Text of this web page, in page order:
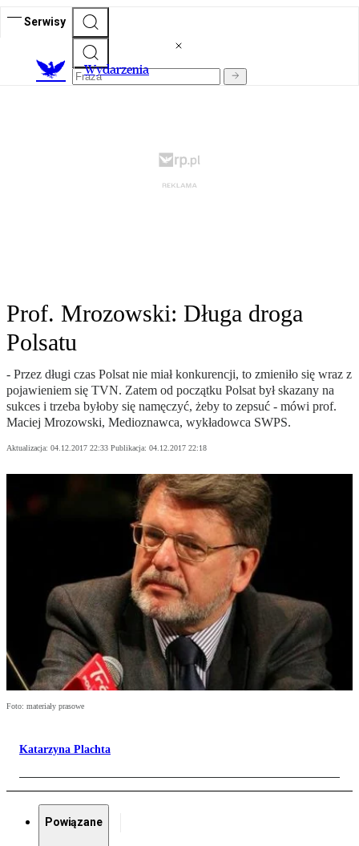
Serwisy
Wydarzenia
Prof. Mrozowski: Długa droga
Polsatu
- Przez długi czas Polsat nie miał konkurencji, to zmieniło się wraz z
pojawieniem się TVN. Zatem od początku Polsat był skazany na
sukces i trzeba byłoby się namęczyć, żeby to zepsuć - mówi prof.
Maciej Mrozowski, Medioznawca, wykładowca SWPS.
Aktualizacja: 04.12.2017 22:33 Publikacja: 04.12.2017 22:18
Foto: materiały prasowe
Katarzyna Plachta
Powiązane